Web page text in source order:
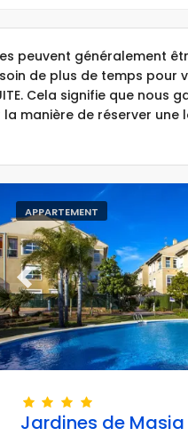
peuvent généralement
de plus de temps pour
Cela signifie que nous
manière de réserver
APPARTEMENT
Previous
Jardines de Masia